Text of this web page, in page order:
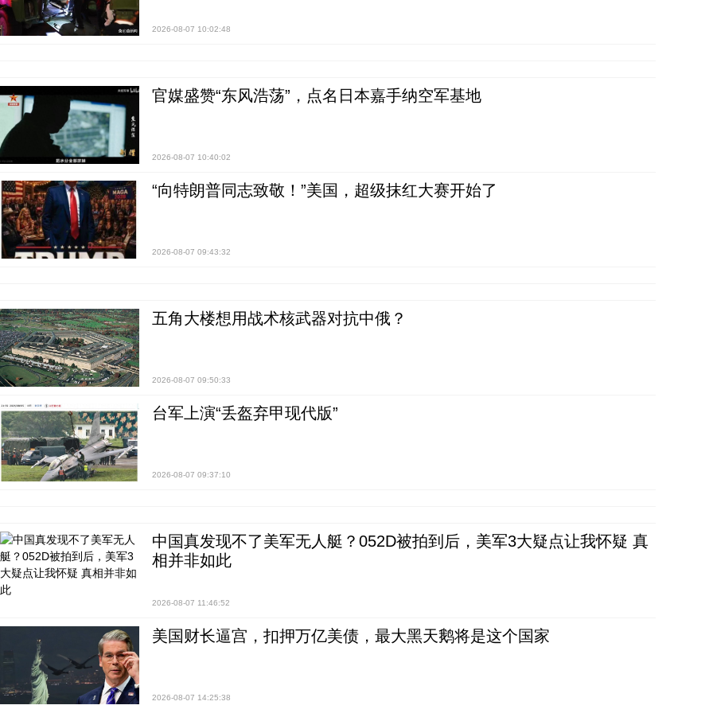
2026-08-07 10:02:48
官媒盛赞“东风浩荡”，点名日本嘉手纳空军基地
2026-08-07 10:40:02
“向特朗普同志致敬！”美国，超级抹红大赛开始了
2026-08-07 09:43:32
五角大楼想用战术核武器对抗中俄？
2026-08-07 09:50:33
台军上演“丢盔弃甲现代版”
2026-08-07 09:37:10
中国真发现不了美军无人艇？052D被拍到后，美军3大疑点让我怀疑 真
相并非如此
2026-08-07 11:46:52
美国财长逼宫，扣押万亿美债，最大黑天鹅将是这个国家
2026-08-07 14:25:38